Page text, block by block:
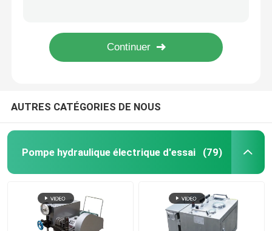
Unité à haute pression de pompe
Équipement de soufflage hydraulique
Pompe d'essai de pression de canalisation
L'eau à haute pression Jet Pumps
AUTRES CATÉGORIES DE NOUS
Pompe hydraulique électrique d'essai (79)